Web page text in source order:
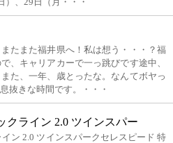
たまた福井県へ！私は想う・・・？福
、キャリアカーで一っ跳びです途中、
た、一年、歳とったな。なんてボヤっ
抜きな時間です。・・・
クライン 2.0 ツインスパー
ン 2.0 ツインスパークセレスピード 特